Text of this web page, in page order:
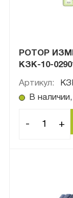
РОТОР
КЗК-10-
Артикул:
В
- +